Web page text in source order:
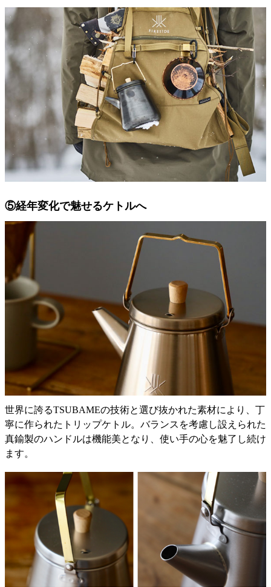
⑤経年変化で魅せるケトルへ
世界に誇るTSUBAMEの技術と選び抜かれた素材により、丁
寧に作られたトリップケトル。バランスを考慮し設えられた
真鍮製のハンドルは機能美となり、使い手の心を魅了し続け
ます。